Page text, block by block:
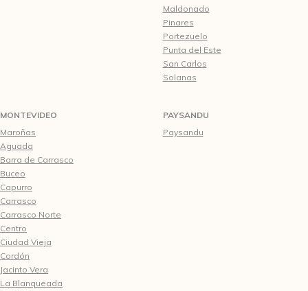
Maldonado
Pinares
Portezuelo
Punta del Este
San Carlos
Solanas
MONTEVIDEO
Maroñas
Aguada
Barra de Carrasco
Buceo
Capurro
Carrasco
Carrasco Norte
Centro
Ciudad Vieja
Cordón
Jacinto Vera
La Blanqueada
PAYSANDU
Paysandu